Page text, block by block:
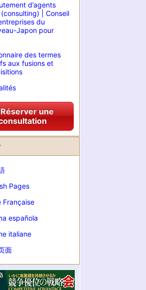
d’agents
(consulting) | Conseil
du
Japon pour
des termes
aux fusions et
une
Pages
Française
española
italiane
面